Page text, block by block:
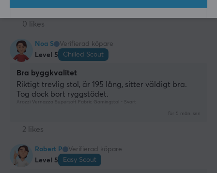
förra mån.
0 likes
Noa S
Verifierad köpare
Level 5
Chilled Scout
Bra byggkvalitet
Riktigt trevlig stol, är 195 lång, sitter väldigt bra.
Tog dock bort ryggstödet.
Arozzi Vernazza Supersoft Fabric Gamingstol - Svart
för 5 mån. sen
2 likes
Robert P
Verifierad köpare
Level 5
Easy Scout